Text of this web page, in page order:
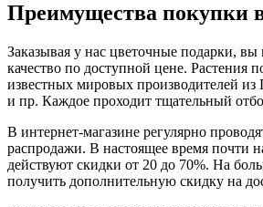
Преимущества покупки
Заказывая у нас цветочные подарки, вы
качество по доступной цене. Растения
известных мировых производителей из
и пр. Каждое проходит тщательный
В интернет-магазине регулярно
распродажи. В настоящее время почти
действуют скидки от 20 до 70%. На
получить дополнительную скидку на